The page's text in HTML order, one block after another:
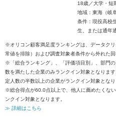
18歳／大学・短
地域：東海（岐
条件：現役高校
生、または通年
※オリコン顧客満足度ランキングは、データク
常値を排除）および調査対象者条件から外れた
※「総合ランキング」、「評価項目別」、部門
数を満たした企業のみランクイン対象となりま
定人数の半数以上の企業がランクイン対象となり
※総合得点が60.0点以上で、他人に薦めたくな
ンクイン対象となります。
≫ 詳細はこちら